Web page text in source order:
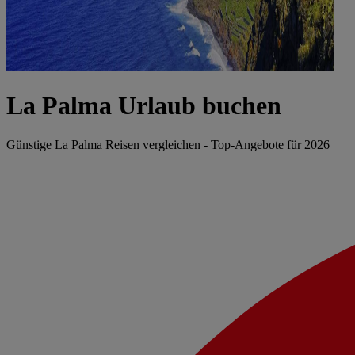
La Palma Urlaub buchen
Günstige La Palma Reisen vergleichen - Top-Angebote für 2026